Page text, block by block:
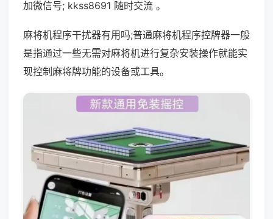
加微信号; kkss8691 随时交流 。
麻将机程序干扰器有用吗;普通麻将机程序控牌器一般
是指通过一些无需对麻将机进行复杂安装操作就能实
现控制麻将牌功能的设备或工具。